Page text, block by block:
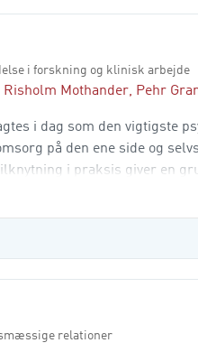
i forskning og klinisk arbejde
Risholm Mothander, Pehr
i dag som den vigtigste
på den ene side og
i praksis giver en
relationer